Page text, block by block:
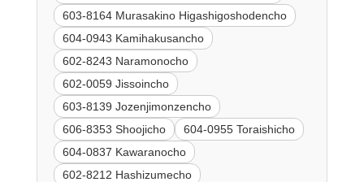
603-8164 Murasakino Higashigoshodencho
604-0943 Kamihakusancho
602-8243 Naramonocho
602-0059 Jissoincho
603-8139 Jozenjimonzencho
606-8353 Shoojicho
604-0955 Toraishicho
604-0837 Kawaranocho
602-8212 Hashizumecho